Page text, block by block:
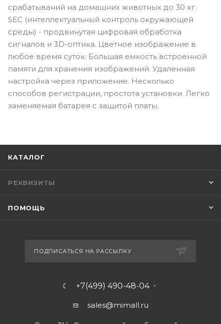
срабатываний на домашних животных до 30 кг.
SEC (интеллектуальный контроль окружающей
среды) - продвинутая цифровая обработка
сигналов и 3D-оптика. Цветное изображение в
любое время суток. Большая емкость встроенной
памяти для хранения изображений. Удаленная
настройка через приложение. Несколько
способов регистрации, простота установки. Легко
заменяемая батарея с защитой платы.
КАТАЛОГ
РЕКВИЗИТЫ
ПОМОЩЬ
ПОДПИСАТЬСЯ НА РАССЫЛКУ
+7(499) 490-48-04
sales@mimall.ru